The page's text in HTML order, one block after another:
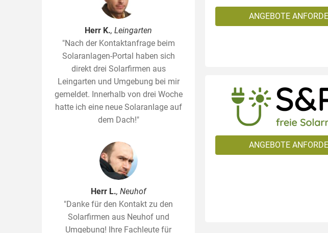
Herr K., Leingarten
"Nach der Kontaktanfrage beim
Solaranlagen-Portal haben sich
direkt drei Solarfirmen aus
Leingarten und Umgebung bei mir
gemeldet. Innerhalb von drei Woche
hatte ich eine neue Solaranlage auf
dem Dach!"
Herr L., Neuhof
"Danke für den Kontakt zu den
Solarfirmen aus Neuhof und
Umgebung! Ihre Fachleute für
ANGEBOTE
ANGEBOTE